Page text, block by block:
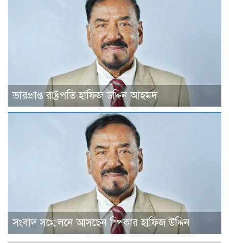
ভারপ্রাপ্ত রাষ্ট্রপতি হাফিজ উদ্দিন আহমদ
সংবাদ সম্মেলনে আসছেন স্পিকার হাফিজ উদ্দিন